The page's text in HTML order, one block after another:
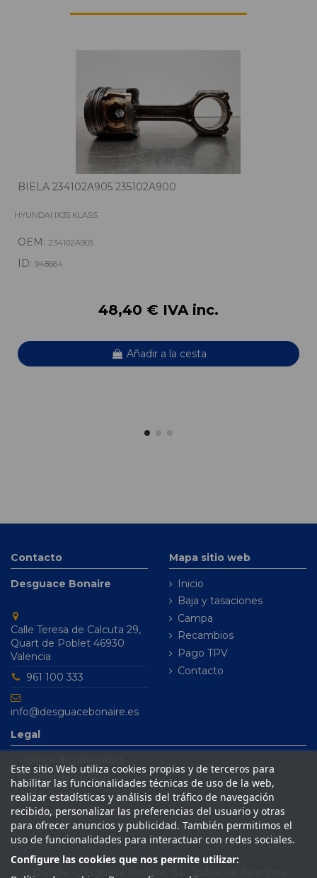
BIELA 234102A905 235102A900
HYUNDAI IX35 KLASS
OEM: 234102A905
ID: 948664
48,40 € IVA inc.
Añadir a la cesta
Contacto
Desguace Bonaire
Calle Teresa de Calcuta 29,
Quart de Poblet 46930
Valencia
961 100 333
info@desguacebonaire.es
Mapa sitio web
Inicio
Baja y tasaciones
Campa
Recambios
Pago TPV
Contacto
Legal
Política de cookies
Aviso legal
Condiciones de venta
Este sitio Web utiliza cookies propias y de terceros para
habilitar las funcionalidades técnicas de uso de la web,
realizar estadísticas y análisis del tráfico de navegación
recibido, personalizar las preferencias del usuario y otras
para ofrecer anuncios y publicidad. También permitimos el
uso de funcionalidades para interactuar con redes sociales.
Configure las cookies que nos permite utilizar: